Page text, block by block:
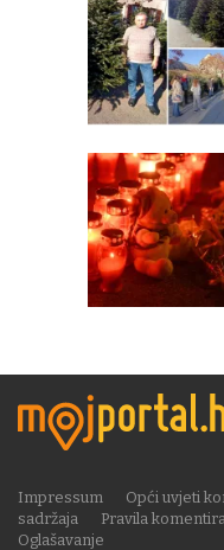
Impressum Opći uvjeti
sadržaja
Pravila
Oglašavanje